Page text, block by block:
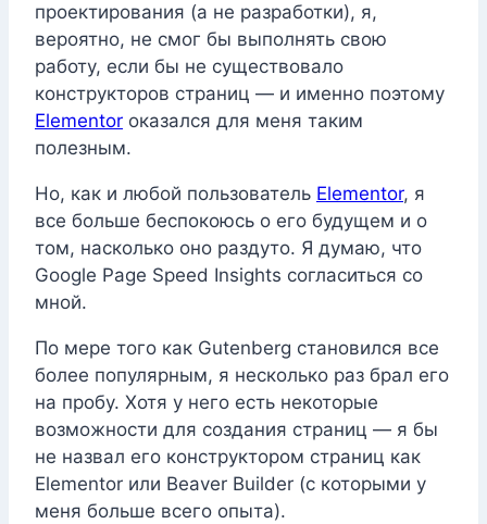
проектирования (а не разработки), я,
вероятно, не смог бы выполнять свою
работу, если бы не существовало
конструкторов страниц — и именно поэтому
Elementor оказался для меня таким
полезным.
Но, как и любой пользователь Elementor, я
все больше беспокоюсь о его будущем и о
том, насколько оно раздуто. Я думаю, что
Google Page Speed ​​Insights согласиться со
мной.
По мере того как Gutenberg становился все
более популярным, я несколько раз брал его
на пробу. Хотя у него есть некоторые
возможности для создания страниц — я бы
не назвал его конструктором страниц как
Elementor или Beaver Builder (с которыми у
меня больше всего опыта).